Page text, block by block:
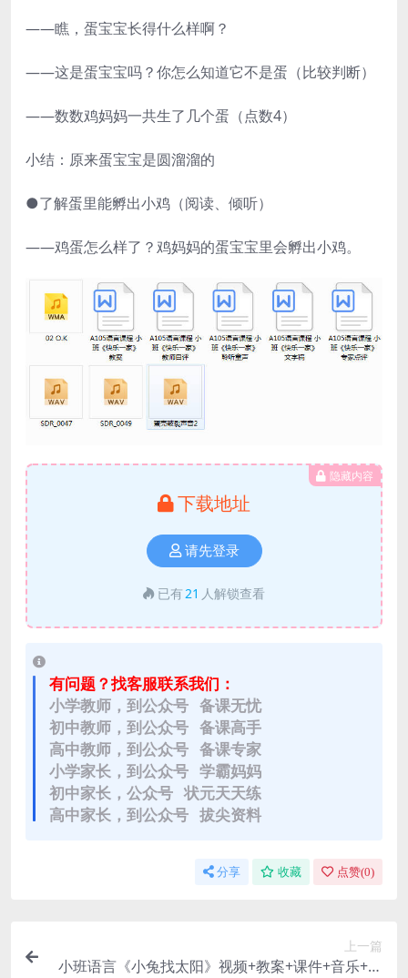
——瞧，蛋宝宝长得什么样啊？
——这是蛋宝宝吗？你怎么知道它不是蛋（比较判断）
——数数鸡妈妈一共生了几个蛋（点数4）
小结：原来蛋宝宝是圆溜溜的
●了解蛋里能孵出小鸡（阅读、倾听）
——鸡蛋怎么样了？鸡妈妈的蛋宝宝里会孵出小鸡。
隐藏内容
下载地址
请先登录
已有21 人解锁查看
有问题？找客服联系我们：
小学教师，到公众号 备课无忧
初中教师，到公众号 备课高手
高中教师，到公众号 备课专家
小学家长，到公众号 学霸妈妈
初中家长，公众号 状元天天练
高中家长，到公众号 拔尖资料
分享 收藏 点赞(0)
上一篇
小班语言《小兔找太阳》视频+教案+课件+音乐+说